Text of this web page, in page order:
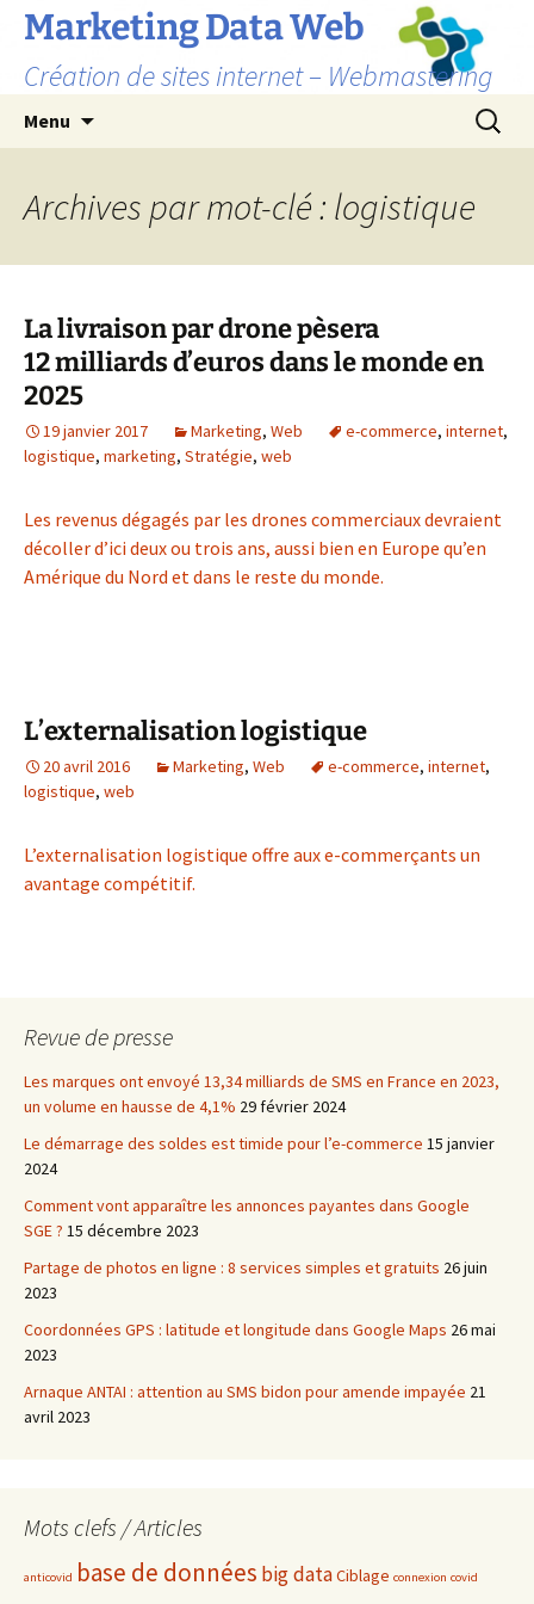
Marketing Data Web
Création de sites internet – Webmastering
Menu
Archives par mot-clé : logistique
La livraison par drone pèsera
12 milliards d’euros dans le monde en
2025
19 janvier 2017 Marketing, Web e-commerce, internet,
logistique, marketing, Stratégie, web
Les revenus dégagés par les drones commerciaux devraient
décoller d’ici deux ou trois ans, aussi bien en Europe qu’en
Amérique du Nord et dans le reste du monde.
L’externalisation logistique
20 avril 2016 Marketing, Web e-commerce, internet,
logistique, web
L’externalisation logistique offre aux e-commerçants un
avantage compétitif.
Revue de presse
Les marques ont envoyé 13,34 milliards de SMS en France en 2023,
un volume en hausse de 4,1% 29 février 2024
Le démarrage des soldes est timide pour l’e-commerce 15 janvier
2024
Comment vont apparaître les annonces payantes dans Google
SGE ? 15 décembre 2023
Partage de photos en ligne : 8 services simples et gratuits 26 juin
2023
Coordonnées GPS : latitude et longitude dans Google Maps 26 mai
2023
Arnaque ANTAI : attention au SMS bidon pour amende impayée 21
avril 2023
Mots clefs / Articles
anticovid base de données big dataCiblage connexion covid